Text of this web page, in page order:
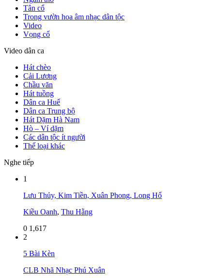
Tân cổ
Trong vườn hoa âm nhạc dân tộc
Video
Vọng cổ
Video dân ca
Hát chèo
Cải Lương
Chầu văn
Hát tuồng
Dân ca Huế
Dân ca Trung bộ
Hát Dặm Hà Nam
Hò – Ví dặm
Các dân tộc ít người
Thể loại khác
Nghe tiếp
1
Lưu Thủy, Kim Tiền, Xuân Phong, Long Hổ
Kiều Oanh, Thu Hằng
0 1,617
2
5 Bài Kèn
CLB Nhã Nhạc Phú Xuân